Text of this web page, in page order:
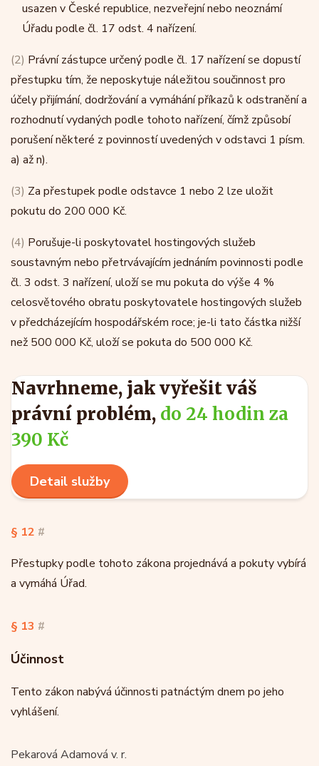
usazen v České republice, nezveřejní nebo neoznámí
Úřadu podle čl. 17 odst. 4 nařízení.
(2) Právní zástupce určený podle čl. 17 nařízení se dopustí
přestupku tím, že neposkytuje náležitou součinnost pro
účely přijímání, dodržování a vymáhání příkazů k odstranění a
rozhodnutí vydaných podle tohoto nařízení, čímž způsobí
porušení některé z povinností uvedených v odstavci 1 písm.
a) až n).
(3) Za přestupek podle odstavce 1 nebo 2 lze uložit
pokutu do 200 000 Kč.
(4) Porušuje-li poskytovatel hostingových služeb
soustavným nebo přetrvávajícím jednáním povinnosti podle
čl. 3 odst. 3 nařízení, uloží se mu pokuta do výše 4 %
celosvětového obratu poskytovatele hostingových služeb
v předcházejícím hospodářském roce; je-li tato částka nižší
než 500 000 Kč, uloží se pokuta do 500 000 Kč.
Navrhneme, jak vyřešit váš
právní problém, do 24 hodin za
390 Kč
Detail služby
§ 12 #
Přestupky podle tohoto zákona projednává a pokuty vybírá
a vymáhá Úřad.
§ 13 #
Účinnost
Tento zákon nabývá účinnosti patnáctým dnem po jeho
vyhlášení.
Pekarová Adamová v. r.